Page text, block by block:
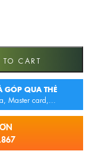
CART
GÓP QUA THẺ
Master card,...